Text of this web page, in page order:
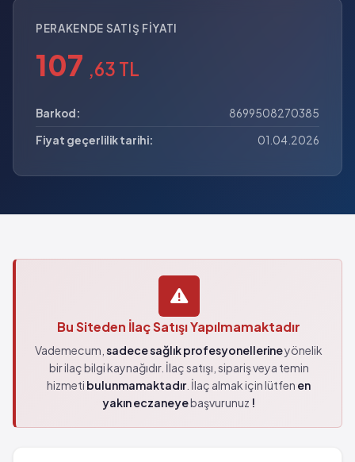
PERAKENDE SATIŞ FIYATI
107 ,63 TL
Barkod:
8699508270385
Fiyat geçerlilik tarihi:
01.04.2026
Bu Siteden İlaç Satışı Yapılmamaktadır
Vademecum, sadece sağlık profesyonellerineyönelik
bir ilaç bilgi kaynağıdır. İlaç satışı, sipariş veya temin
hizmeti bulunmamaktadır. İlaç almak için lütfen en
yakın eczaneyebaşvurunuz !